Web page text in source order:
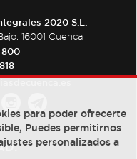
2020 S.L.
16001 Cuenca
para poder ofrecerte
Puedes permitirnos
personalizados a